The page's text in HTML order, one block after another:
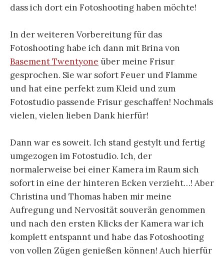
dass ich dort ein Fotoshooting haben möchte!
In der weiteren Vorbereitung für das
Fotoshooting habe ich dann mit Brina von
Basement Twentyone über meine Frisur
gesprochen. Sie war sofort Feuer und Flamme
und hat eine perfekt zum Kleid und zum
Fotostudio passende Frisur geschaffen! Nochmals
vielen, vielen lieben Dank hierfür!
Dann war es soweit. Ich stand gestylt und fertig
umgezogen im Fotostudio. Ich, der
normalerweise bei einer Kamera im Raum sich
sofort in eine der hinteren Ecken verzieht…! Aber
Christina und Thomas haben mir meine
Aufregung und Nervosität souverän genommen
und nach den ersten Klicks der Kamera war ich
komplett entspannt und habe das Fotoshooting
von vollen Zügen genießen können! Auch hierfür